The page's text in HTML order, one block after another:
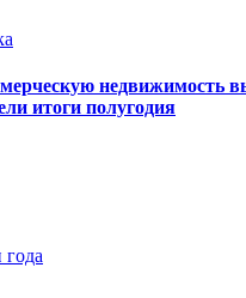
недвижимость
итоги полугодия